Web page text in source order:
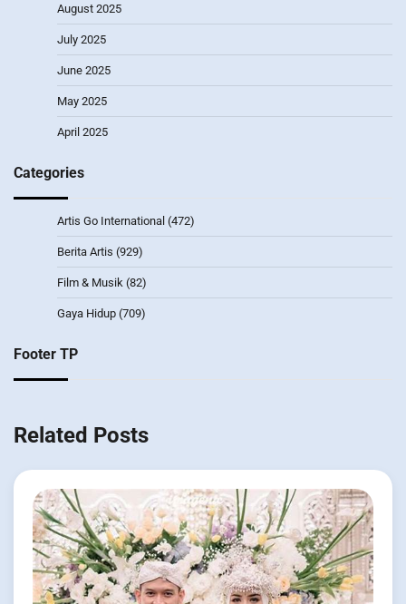
August 2025
July 2025
June 2025
May 2025
April 2025
Categories
Artis Go International (472)
Berita Artis (929)
Film & Musik (82)
Gaya Hidup (709)
Footer TP
Related Posts